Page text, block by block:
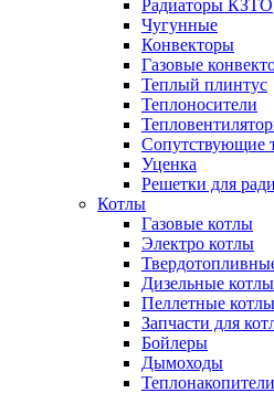
Радиаторы КЗТО
Чугунные
Конвекторы
Газовые
Теплый плинтус
Теплоносители
Сопутствующие
Уценка
Решетки для
Котлы
Газовые котлы
Электро котлы
Дизельные котлы
Пеллетные котлы
Запчасти для
Бойлеры
Дымоходы
Теплонакопители